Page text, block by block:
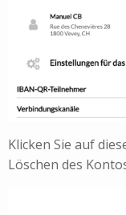
Klicken Sie auf
Löschen des